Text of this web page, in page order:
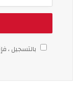
بالتسجيل ،